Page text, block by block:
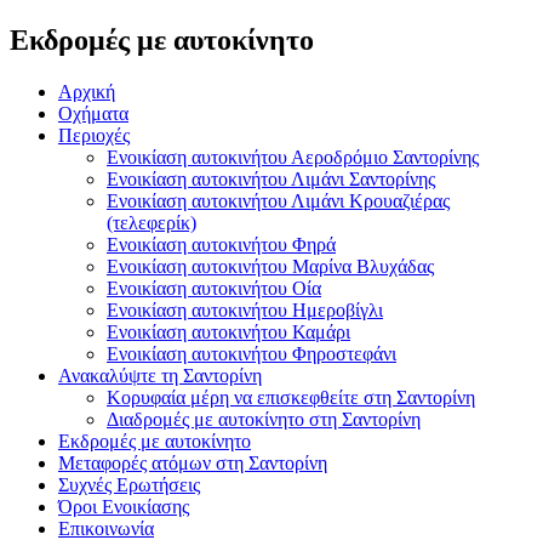
Εκδρομές με αυτοκίνητο
Αρχική
Οχήματα
Περιοχές
Ενοικίαση αυτοκινήτου Αεροδρόμιο Σαντορίνης
Ενοικίαση αυτοκινήτου Λιμάνι Σαντορίνης
Ενοικίαση αυτοκινήτου Λιμάνι Κρουαζιέρας
(τελεφερίκ)
Ενοικίαση αυτοκινήτου Φηρά
Ενοικίαση αυτοκινήτου Μαρίνα Βλυχάδας
Ενοικίαση αυτοκινήτου Οία
Ενοικίαση αυτοκινήτου Ημεροβίγλι
Ενοικίαση αυτοκινήτου Καμάρι
Ενοικίαση αυτοκινήτου Φηροστεφάνι
Ανακαλύψτε τη Σαντορίνη
Κορυφαία μέρη να επισκεφθείτε στη Σαντορίνη
Διαδρομές με αυτοκίνητο στη Σαντορίνη
Εκδρομές με αυτοκίνητο
Μεταφορές ατόμων στη Σαντορίνη
Συχνές Ερωτήσεις
Όροι Ενοικίασης
Επικοινωνία